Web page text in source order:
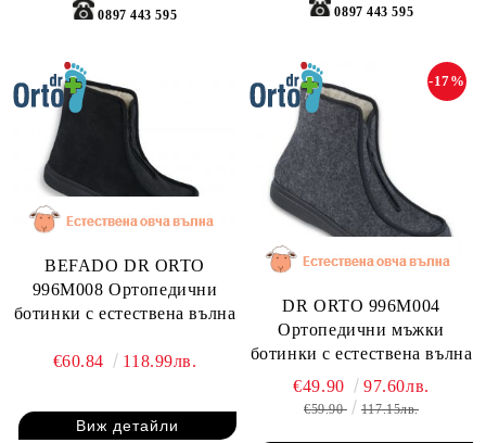
0897 443 595 0897 443 595
BEFADO DR ORTO
996M008 Ортопедични
ботинки с естествена вълна
€60.84 118.99лв.
Виж детайли
DR ORTO 996M004
Ортопедични мъжки
ботинки с естествена вълна
-17%
€49.90 97.60лв.
€59.90 117.15лв.